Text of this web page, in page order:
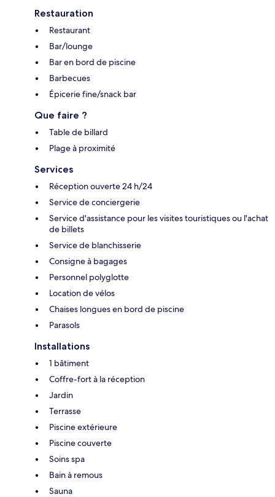
Restauration
Restaurant
Bar/lounge
Bar en bord de piscine
Barbecues
Épicerie fine/snack bar
Que faire ?
Table de billard
Plage à proximité
Services
Réception ouverte 24 h/24
Service de conciergerie
Service d'assistance pour les visites touristiques ou l'achat
de billets
Service de blanchisserie
Consigne à bagages
Personnel polyglotte
Location de vélos
Chaises longues en bord de piscine
Parasols
Installations
1 bâtiment
Coffre-fort à la réception
Jardin
Terrasse
Piscine extérieure
Piscine couverte
Soins spa
Bain à remous
Sauna